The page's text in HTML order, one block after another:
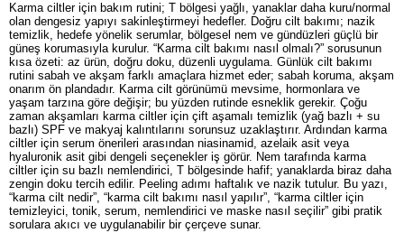
Karma ciltler için bakım rutini; T bölgesi yağlı, yanaklar daha kuru/normal
olan dengesiz yapıyı sakinleştirmeyi hedefler. Doğru cilt bakımı; nazik
temizlik, hedefe yönelik serumlar, bölgesel nem ve gündüzleri güçlü bir
güneş korumasıyla kurulur. “Karma cilt bakımı nasıl olmalı?” sorusunun
kısa özeti: az ürün, doğru doku, düzenli uygulama. Günlük cilt bakımı
rutini sabah ve akşam farklı amaçlara hizmet eder; sabah koruma, akşam
onarım ön plandadır. Karma cilt görünümü mevsime, hormonlara ve
yaşam tarzına göre değişir; bu yüzden rutinde esneklik gerekir. Çoğu
zaman akşamları karma ciltler için çift aşamalı temizlik (yağ bazlı + su
bazlı) SPF ve makyaj kalıntılarını sorunsuz uzaklaştırır. Ardından karma
ciltler için serum önerileri arasından niasinamid, azelaik asit veya
hyaluronik asit gibi dengeli seçenekler iş görür. Nem tarafında karma
ciltler için su bazlı nemlendirici, T bölgesinde hafif; yanaklarda biraz daha
zengin doku tercih edilir. Peeling adımı haftalık ve nazik tutulur. Bu yazı,
“karma cilt nedir”, “karma cilt bakımı nasıl yapılır”, “karma ciltler için
temizleyici, tonik, serum, nemlendirici ve maske nasıl seçilir” gibi pratik
sorulara akıcı ve uygulanabilir bir çerçeve sunar.